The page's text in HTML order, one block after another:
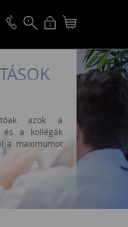
azok a
és a kollégák
a maximumot